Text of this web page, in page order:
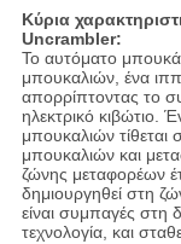
Κύρια
Uncrambler:
Το αυτόματο
μπουκαλιών, ένα
απορρίπτοντας το
ηλεκτρικό κιβώτιο.
μπουκαλιών
μπουκαλιών και
ζώνης μεταφορέων
δημιουργηθεί στη
είναι συμπαγές
τεχνολογία, και